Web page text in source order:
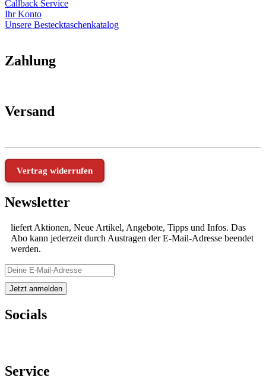
Callback Service
Ihr Konto
Unsere Bestecktaschenkatalog
Zahlung
Versand
Vertrag widerrufen
Newsletter
liefert Aktionen, Neue Artikel, Angebote, Tipps und Infos. Das
Abo kann jederzeit durch Austragen der E-Mail-Adresse beendet
werden.
Socials
Service